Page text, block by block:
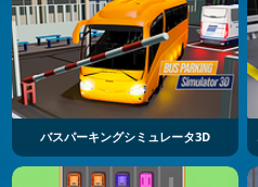
バスパーキングシミュレータ3D